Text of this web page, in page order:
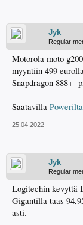
Jyk
Regular
Motorola moto
myyntiin 499
Snapdragon 888+ -
Saatavilla Powerilta
25.04.2022
Jyk
Regular
Logitechin kevyttä
Gigantilla taas
asti.